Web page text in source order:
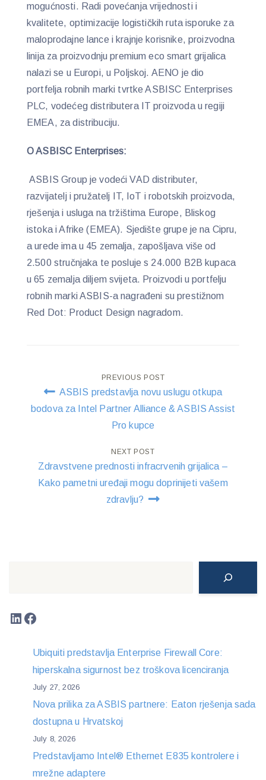
mogućnosti. Radi povećanja vrijednosti i
kvalitete, optimizacije logističkih ruta isporuke za
maloprodajne lance i krajnje korisnike, proizvodna
linija za proizvodnju premium eco smart grijalica
nalazi se u Europi, u Poljskoj. AENO je dio
portfelja robnih marki tvrtke ASBISC Enterprises
PLC, vodećeg distributera IT proizvoda u regiji
EMEA, za distribuciju.
O ASBISC Enterprises:
ASBIS Group je vodeći VAD distributer,
razvijatelj i pružatelj IT, IoT i robotskih proizvoda,
rješenja i usluga na tržištima Europe, Bliskog
istoka i Afrike (EMEA). Sjedište grupe je na Cipru,
a urede ima u 45 zemalja, zapošljava više od
2.500 stručnjaka te posluje s 24.000 B2B kupaca
u 65 zemalja diljem svijeta. Proizvodi u portfelju
robnih marki ASBIS-a nagrađeni su prestižnom
Red Dot: Product Design nagradom.
Post
navigation
PREVIOUS POST
ASBIS predstavlja novu uslugu otkupa
bodova za Intel Partner Alliance & ASBIS Assist
Pro kupce
NEXT POST
Zdravstvene prednosti infracrvenih grijalica –
Kako pametni uređaji mogu doprinijeti vašem
zdravlju?
LinkedIn
Facebook
Ubiquiti predstavlja Enterprise Firewall Core:
hiperskalna sigurnost bez troškova licenciranja
July 27, 2026
Nova prilika za ASBIS partnere: Eaton rješenja sada
dostupna u Hrvatskoj
July 8, 2026
Predstavljamo Intel® Ethernet E835 kontrolere i
mrežne adaptere